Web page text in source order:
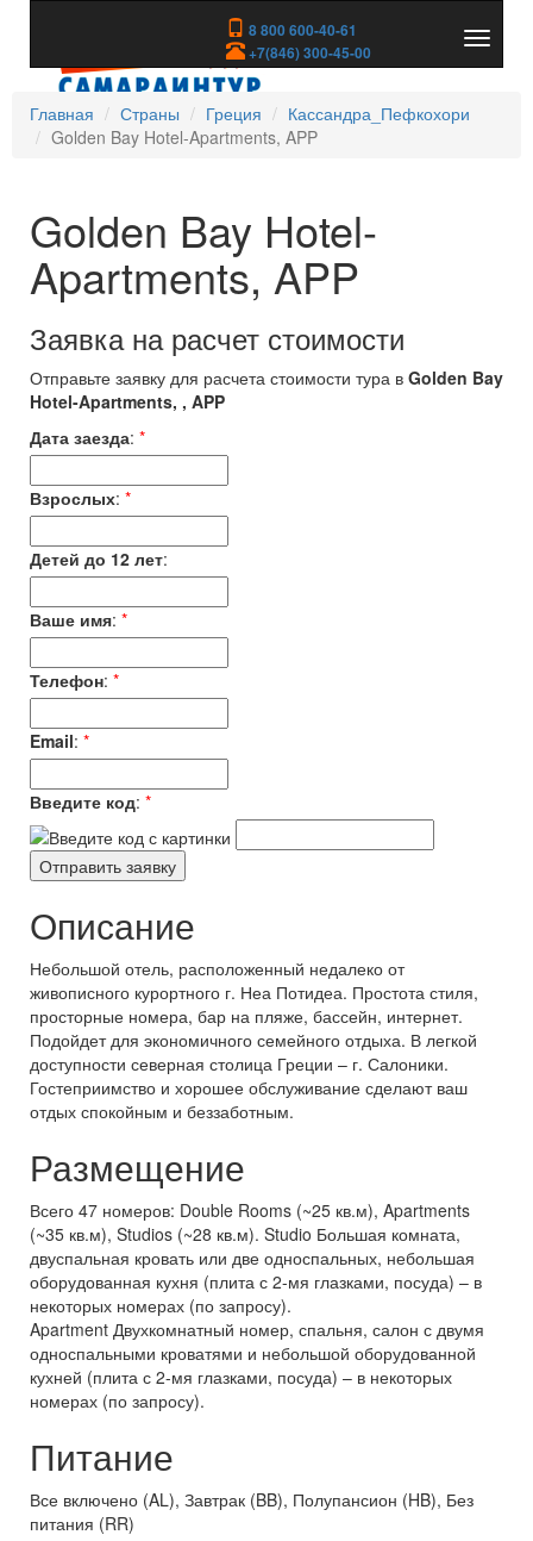
8 800 600-40-61
+7(846) 300-45-00
скрыть
Главная
Страны Греция
Кассандра_Пефкохори
Golden Bay Hotel-Apartments, APP
Golden Bay Hotel-
Apartments, APP
Заявка на расчет стоимости
Отправьте заявку для расчета стоимости тура в Golden Bay
Hotel-Apartments, , APP
Дата заезда: *
Взрослых: *
Детей до 12 лет:
Ваше имя: *
Телефон: *
Email: *
Введите код: *
Описание
Небольшой отель, расположенный недалеко от
живописного курортного г. Неа Потидеа. Простота стиля,
просторные номера, бар на пляже, бассейн, интернет.
Подойдет для экономичного семейного отдыха. В легкой
доступности северная столица Греции – г. Салоники.
Гостеприимство и хорошее обслуживание сделают ваш
отдых спокойным и беззаботным.
Размещение
Всего 47 номеров: Double Rooms (~25 кв.м), Apartments
(~35 кв.м), Studios (~28 кв.м). Studio Большая комната,
двуспальная кровать или две односпальных, небольшая
оборудованная кухня (плита с 2-мя глазками, посуда) – в
некоторых номерах (по запросу).
Apartment Двухкомнатный номер, спальня, салон с двумя
односпальными кроватями и небольшой оборудованной
кухней (плита с 2-мя глазками, посуда) – в некоторых
номерах (по запросу).
Питание
Все включено (AL), Завтрак (BB), Полупансион (HB), Без
питания (RR)